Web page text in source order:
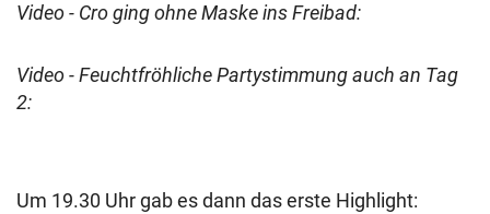
Video - Cro ging ohne Maske ins Freibad:
Video - Feuchtfröhliche Partystimmung auch an Tag
2:
Um 19.30 Uhr gab es dann das erste Highlight: